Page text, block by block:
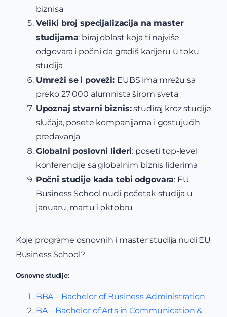
biznisa
Veliki broj specijalizacija na master
studijama: biraj oblast koja ti najviše
odgovara i počni da gradiš karijeru u toku
studija
Umreži se i poveži: EUBS ima mrežu sa
preko 27 000 alumnista širom sveta
Upoznaj stvarni biznis:studiraj kroz studije
slučaja, posete kompanijama i gostujućih
predavanja
Globalni poslovni lideri: poseti top-level
konferencije sa globalnim biznis liderima
Počni studije kada tebi odgovara: EU
Business School nudi početak studija u
januaru, martu i oktobru
Koje programe osnovnih i master studija nudi EU
Business School?
Osnovne studije:
BBA – Bachelor of Business Administration
BA – Bachelor of Arts in Communication &